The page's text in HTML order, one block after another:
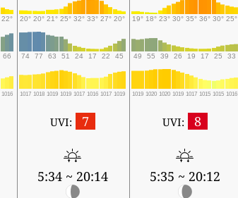
22° 20° 20° 21° 25° 32° 33° 27° 20° 19° 18° 23° 30° 35° 36° 30° 25°
66 74 77 63 51 24 17 22 45 49 55 39 26 19 17 25 33
1016 1017 1018 1019 1019 1017 1016 1017 1019 1019 1020 1020 1019 1017 1015 1015 1016
UVI: 7
5:34 ~ 20:14
UVI: 8
5:35 ~ 20:12